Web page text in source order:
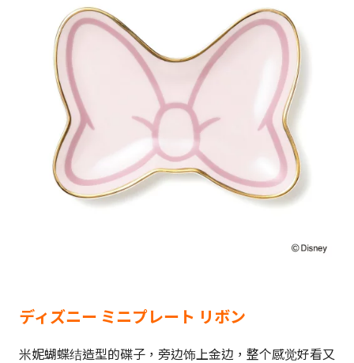
ディズニー ミニプレート リボン
米妮蝴蝶结造型的碟子，旁边饰上金边，整个感觉好看又